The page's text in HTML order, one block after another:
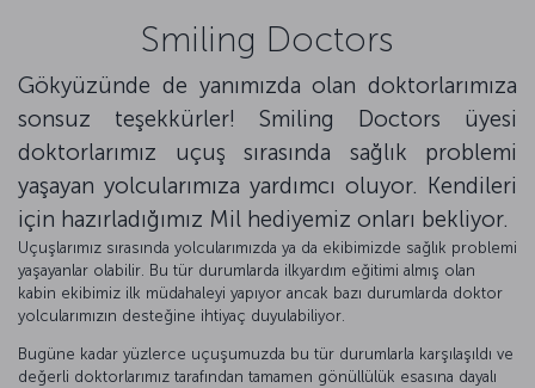
Smiling Doctors
Gökyüzünde de yanımızda olan doktorlarımıza
sonsuz teşekkürler! Smiling Doctors üyesi
doktorlarımız uçuş sırasında sağlık problemi
yaşayan yolcularımıza yardımcı oluyor. Kendileri
için hazırladığımız Mil hediyemiz onları bekliyor.
Uçuşlarımız sırasında yolcularımızda ya da ekibimizde sağlık problemi
yaşayanlar olabilir. Bu tür durumlarda ilkyardım eğitimi almış olan
kabin ekibimiz ilk müdahaleyi yapıyor ancak bazı durumlarda doktor
yolcularımızın desteğine ihtiyaç duyulabiliyor.
Bugüne kadar yüzlerce uçuşumuzda bu tür durumlarla karşılaşıldı ve
değerli doktorlarımız tarafından tamamen gönüllülük esasına dayalı